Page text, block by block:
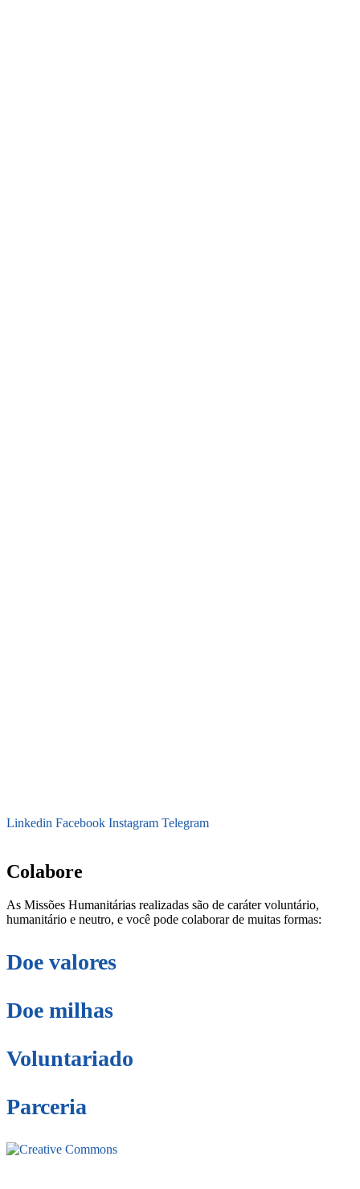
Linkedin Facebook Instagram Telegram
Colabore
As Missões Humanitárias realizadas são de caráter voluntário,
humanitário e neutro, e você pode colaborar de muitas formas:
Doe valores
Doe milhas
Voluntariado
Parceria